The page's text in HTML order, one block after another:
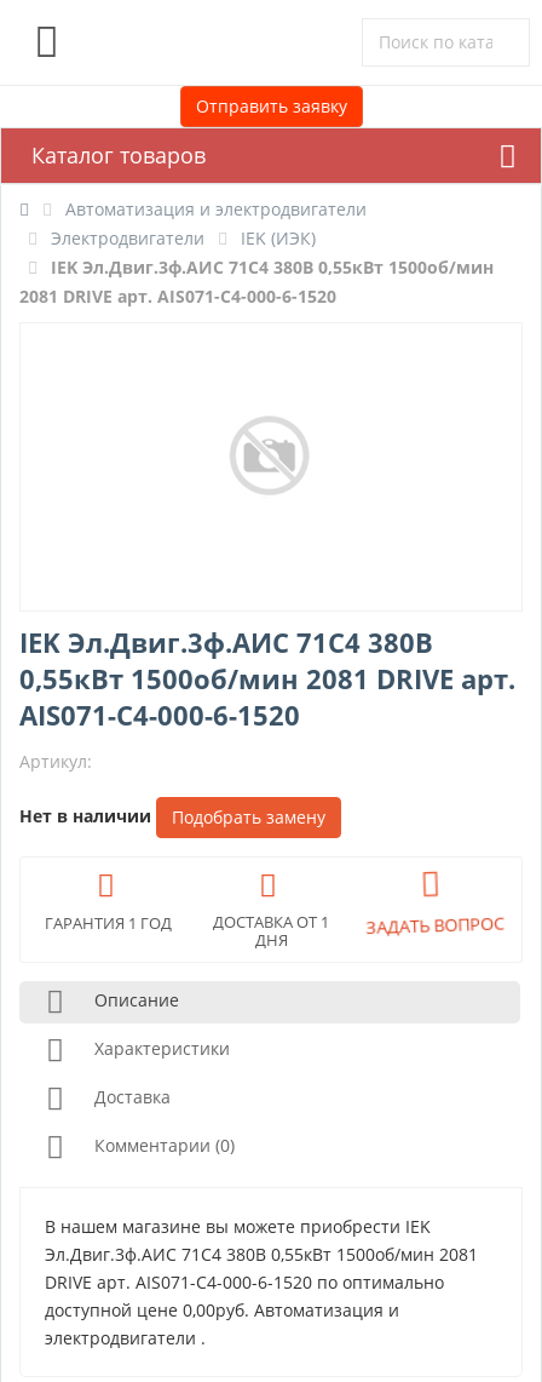
Отправить заявку
Каталог товаров
Автоматизация и электродвигатели
Электродвигатели
IEK (ИЭК)
IEK Эл.Двиг.3ф.АИС 71C4 380В 0,55кВт 1500об/мин
2081 DRIVE арт. AIS071-C4-000-6-1520
IEK Эл.Двиг.3ф.АИС 71C4 380В
0,55кВт 1500об/мин 2081 DRIVE арт.
AIS071-C4-000-6-1520
Артикул:
Нет в наличии Подобрать замену
ГАРАНТИЯ 1 ГОД
ДОСТАВКА ОТ 1
ДНЯ
ЗАДАТЬ ВОПРОС
Описание
Характеристики
Доставка
Комментарии (0)
В нашем магазине вы можете приобрести IEK
Эл.Двиг.3ф.АИС 71C4 380В 0,55кВт 1500об/мин 2081
DRIVE арт. AIS071-C4-000-6-1520 по оптимально
доступной цене 0,00руб. Автоматизация и
электродвигатели .